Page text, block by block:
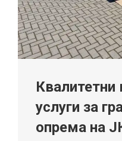
Квалитетни
услуги за
опрема на